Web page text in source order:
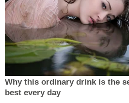
Why this ordinary drink is the
best every day